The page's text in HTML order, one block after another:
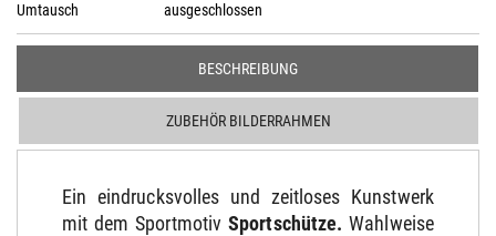
Umtausch
ausgeschlossen
BESCHREIBUNG
ZUBEHÖR BILDERRAHMEN
Ein eindrucksvolles und zeitloses Kunstwerk
mit dem Sportmotiv Sportschütze. Wahlweise